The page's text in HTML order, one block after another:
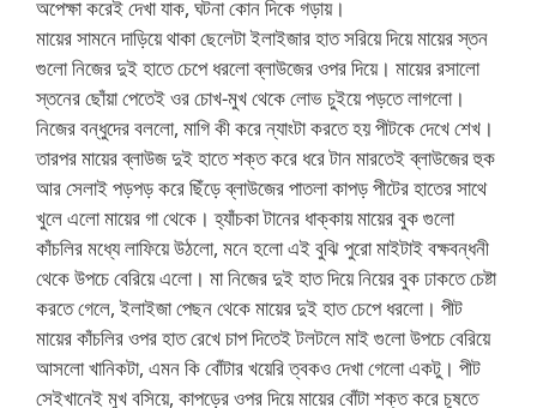
অপেক্ষা করেই দেখা যাক, ঘটনা কোন দিকে গড়ায়।
মায়ের সামনে দাড়িয়ে থাকা ছেলেটা ইলাইজার হাত সরিয়ে দিয়ে মায়ের স্তন
গুলো নিজের দুই হাতে চেপে ধরলো ব্লাউজের ওপর দিয়ে। মায়ের রসালো
স্তনের ছোঁয়া পেতেই ওর চোখ-মুখ থেকে লোভ চুইয়ে পড়তে লাগলো।
নিজের বন্ধুদের বললো, মাগি কী করে ন্যাংটা করতে হয় পীটকে দেখে শেখ।
তারপর মায়ের ব্লাউজ দুই হাতে শক্ত করে ধরে টান মারতেই ব্লাউজের হুক
আর সেলাই পড়পড় করে ছিঁড়ে ব্লাউজের পাতলা কাপড় পীটের হাতের সাথে
খুলে এলো মায়ের গা থেকে। হ্যাঁচকা টানের ধাক্কায় মায়ের বুক গুলো
কাঁচলির মধ্যে লাফিয়ে উঠলো, মনে হলো এই বুঝি পুরো মাইটাই বক্ষবন্ধনী
থেকে উপচে বেরিয়ে এলো। মা নিজের দুই হাত দিয়ে নিয়ের বুক ঢাকতে চেষ্টা
করতে গেলে, ইলাইজা পেছন থেকে মায়ের দুই হাত চেপে ধরলো। পীট
মায়ের কাঁচলির ওপর হাত রেখে চাপ দিতেই টলটলে মাই গুলো উপচে বেরিয়ে
আসলো খানিকটা, এমন কি বোঁটার খয়েরি ত্বকও দেখা গেলো একটু। পীট
সেইখানেই মুখ বসিয়ে, কাপড়ের ওপর দিয়ে মায়ের বোঁটা শক্ত করে চুষতে